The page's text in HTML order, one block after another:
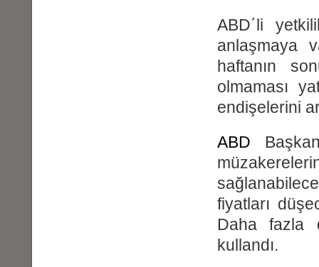
ABD΄li
anlaşmaya
haftanın
olmaması
endişelerini
ABD
fiyatları
Daha fazla
kullandı.